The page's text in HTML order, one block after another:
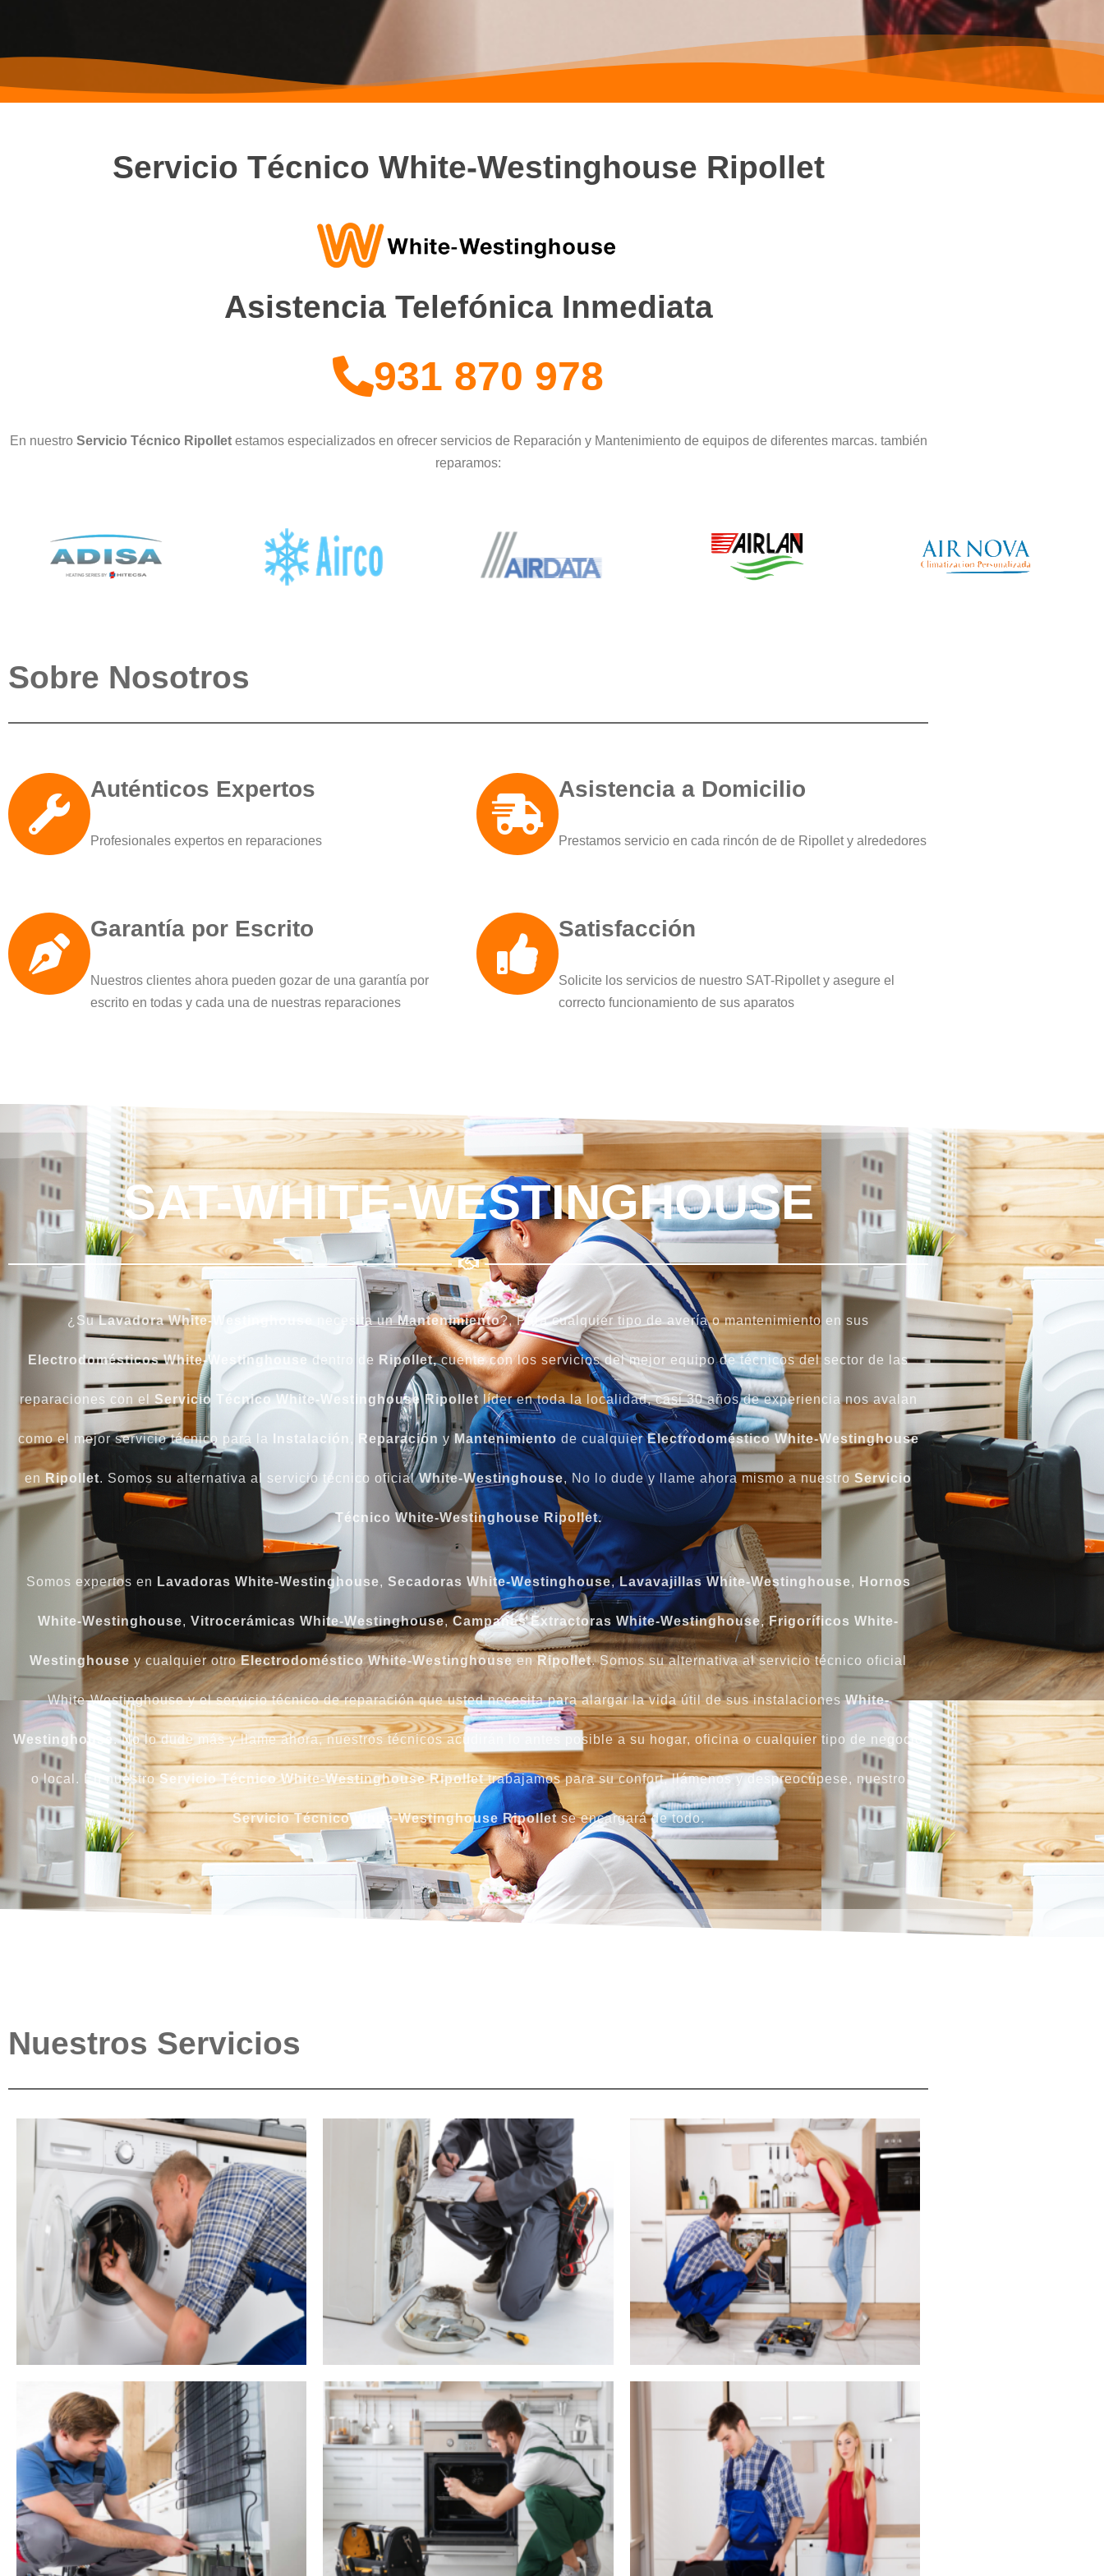
Servicio Técnico White-Westinghouse Ripollet
Asistencia Telefónica Inmediata
931 870 978
En nuestro Servicio Técnico Ripolletestamos especializados en ofrecer servicios de Reparación y Mantenimiento de equipos de diferentes marcas. también
reparamos:
Sobre Nosotros
Auténticos Expertos
Profesionales expertos en reparaciones
Asistencia a Domicilio
Prestamos servicio en cada rincón de de Ripollet y alrededores
Garantía por Escrito
Nuestros clientes ahora pueden gozar de una garantía por
escrito en todas y cada una de nuestras reparaciones
Satisfacción
Solicite los servicios de nuestro SAT-Ripollet y asegure el
correcto funcionamiento de sus aparatos
SAT-WHITE-WESTINGHOUSE
¿SuLavadora White-Westinghouse necesita unMantenimiento?, Para cualquier tipo de avería o mantenimiento en sus
Electrodomésticos White-Westinghouse dentro de Ripollet,cuente con los servicios del mejor equipo de técnicos del sector de las
reparaciones con el Servicio Técnico White-Westinghouse Ripollet líder en toda la localidad, casi 30 años de experiencia nos avalan
como el mejor servicio técnico para la Instalación , Reparación yMantenimiento de cualquierElectrodoméstico White-Westinghouse
en Ripollet. Somos su alternativa al servicio técnico oficialWhite-Westinghouse, No lo dude y llame ahora mismo a nuestro Servicio
Técnico White-Westinghouse Ripollet.
Somos expertos en Lavadoras White-Westinghouse, Secadoras White-Westinghouse,Lavavajillas White-Westinghouse, Hornos
White-Westinghouse, Vitrocerámicas White-Westinghouse,Campanas Extractoras White-Westinghouse,Frigoríficos White-
Westinghouse y cualquier otroElectrodoméstico White-Westinghouse enRipollet. Somos su alternativa al servicio técnico oficial
White-Westinghouse y el servicio técnico de reparación que usted necesita para alargar la vida útil de sus instalacionesWhite-
Westinghouse . No lo dude más y llame ahora, nuestros técnicos acudirán lo antes posible a su hogar, oficina o cualquier tipo de negocio
o local. En nuestroServicio Técnico White-Westinghouse Ripollettrabajamos para su confort, llámenos y despreocúpese, nuestro
Servicio Técnico White-Westinghouse Ripolletse encargará de todo.
Nuestros Servicios